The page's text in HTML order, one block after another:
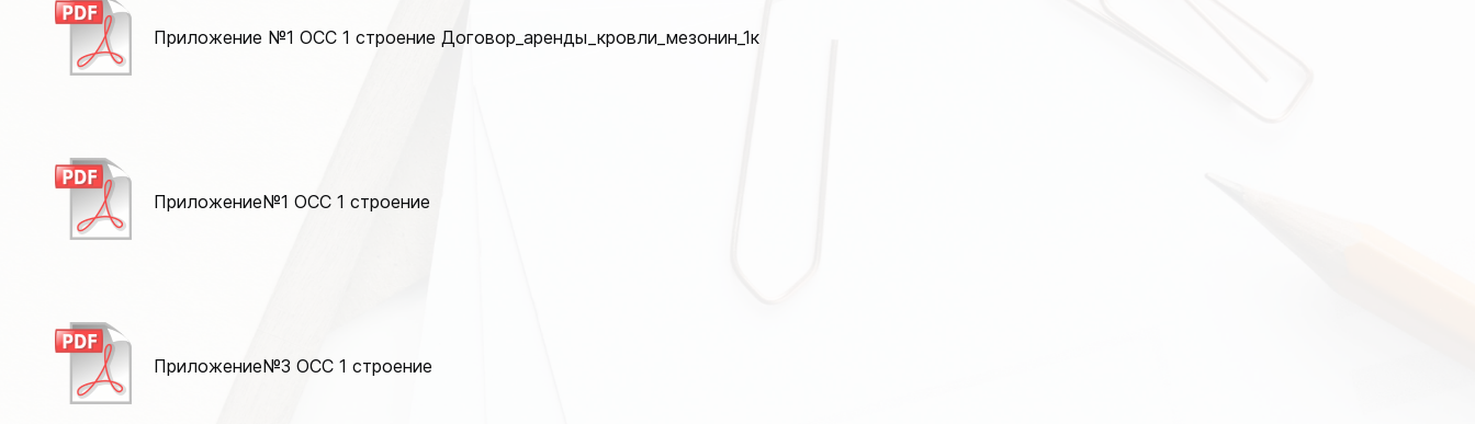
Приложение №1 ОСС 1 строение Договор_аренды_кровли_мезонин_1к
Приложение№1 ОСС 1 строение
Приложение№3 ОСС 1 строение